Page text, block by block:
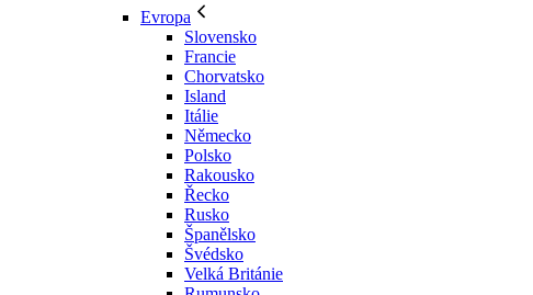
Evropa
Slovensko
Francie
Chorvatsko
Island
Itálie
Německo
Polsko
Rakousko
Řecko
Rusko
Španělsko
Švédsko
Velká Británie